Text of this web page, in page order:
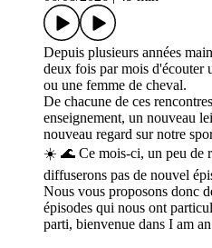
Depuis plusieurs années
deux fois par mois d'écouter
ou une femme de cheval.
De chacune de ces
enseignement, un nouveau
nouveau regard sur notre
☀️ 🌊 Ce mois-ci, un peu de
diffuserons pas de nouvel
Nous vous proposons donc
épisodes qui nous ont
parti, bienvenue dans I am